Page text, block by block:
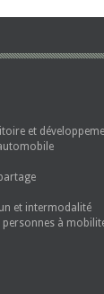
et
et intermodalité
personnes à